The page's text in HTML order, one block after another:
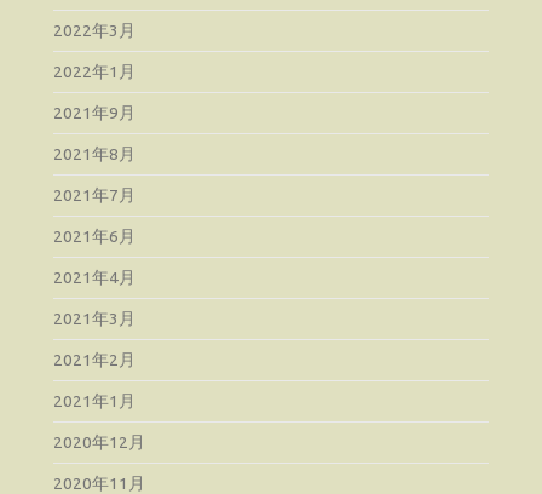
2022年3月
2022年1月
2021年9月
2021年8月
2021年7月
2021年6月
2021年4月
2021年3月
2021年2月
2021年1月
2020年12月
2020年11月